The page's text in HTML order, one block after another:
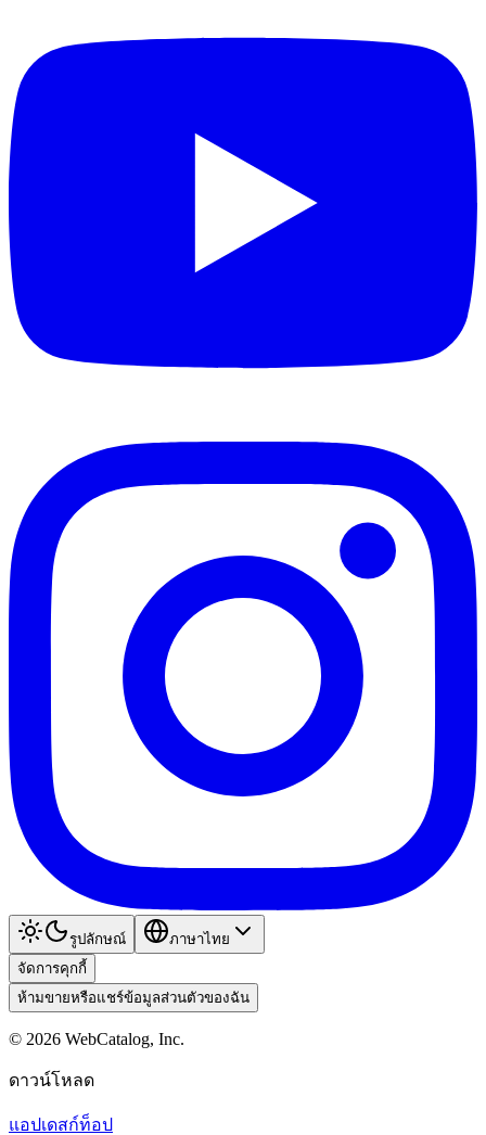
รูปลักษณ์
ภาษาไทย
จัดการคุกกี้
ห้ามขายหรือแชร์ข้อมูลส่วนตัวของฉัน
© 2026 WebCatalog, Inc.
ดาวน์โหลด
แอปเดสก์ท็อป